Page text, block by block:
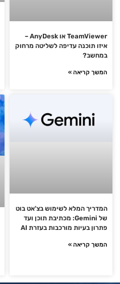
TeamViewer או AnyDesk –
איזו תוכנה עדיפה לשליטה מרחוק
במחשב?
המשך קריאה »
המדריך המלא לשימוש בצ'אט בוט
של Gemini: מכתיבת תוכן ועד
פתרון בעיות מורכבות בעזרת AI
המשך קריאה »